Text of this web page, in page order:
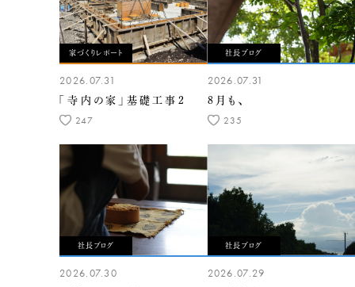
家づくりレポート
2026.07.31
「寺内の家」基礎工事2
247
社長ブログ
2026.07.31
8月も、
235
社長ブログ
2026.07.30
社長ブログ
2026.07.29